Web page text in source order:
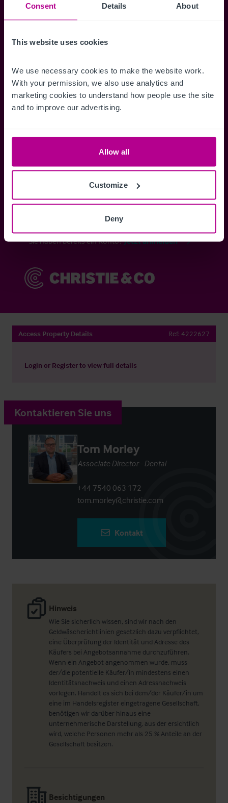
Consent Details About
This website uses cookies
We use necessary cookies to make the website work.
With your permission, we also use analytics and
marketing cookies to understand how people use the site
and to improve our advertising.
Allow all
Customize
Deny
Benachrichtigungen für neuen Objekten zu
Zugriff auf alle
Informationen
Verkaufsmandate - exklusiv für
Speichern
Suchkriterien
Sie haben bereits ein Konto? Jetzt anmelden
Access Property Details Ref: 4222627
Login or Registerto view full details
Hinweis
Wie Sie sicherlich wissen, sind wir nach den
Geldwäscherichtlinien gesetzlich dazu verpflichtet,
eine Überprüfung der Identität und Adresse des
Käufers bei Angebotsannahme durchzuführen.
Wenn ein Angebot angenommen wurde, muss
der/die potentielle Käufer/in mindestens einen
Identitätsnachweis und einen Adressnachweis
vorlegen. Handelt es sich bei dem/der Käufer/in um
eine im Handelsregister eingetragene Gesellschaft,
benötigen wir darüber hinaus eine
unternehmerische Darstellung, aus der ersichtlich
wird, welche Personen mehr als 25 % Anteile an der
Gesellschaft besitzen.
Besichtigungen
Kontaktieren Sie uns
Tom Morley
Associate Director - Dental
+44 7540 063 172
tom.morley@christie.com
Kontakt